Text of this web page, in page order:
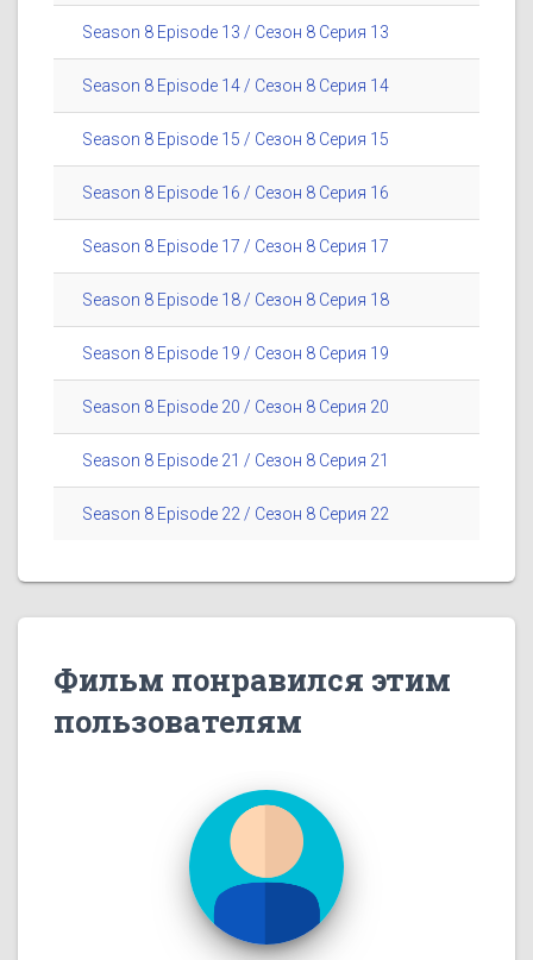
Season 8 Episode 13 / Сезон 8 Серия 13
Season 8 Episode 14 / Сезон 8 Серия 14
Season 8 Episode 15 / Сезон 8 Серия 15
Season 8 Episode 16 / Сезон 8 Серия 16
Season 8 Episode 17 / Сезон 8 Серия 17
Season 8 Episode 18 / Сезон 8 Серия 18
Season 8 Episode 19 / Сезон 8 Серия 19
Season 8 Episode 20 / Сезон 8 Серия 20
Season 8 Episode 21 / Сезон 8 Серия 21
Season 8 Episode 22 / Сезон 8 Серия 22
Фильм понравился этим
пользователям